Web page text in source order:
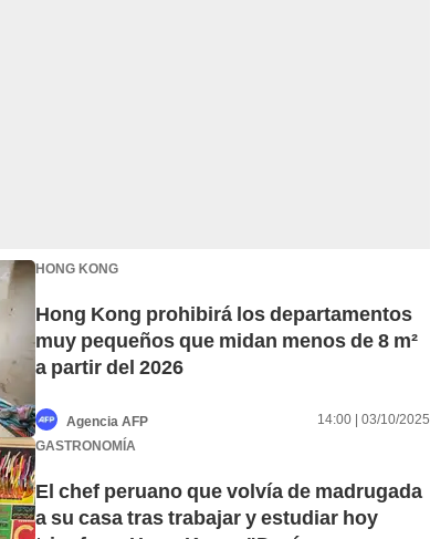
HONG KONG
Hong Kong prohibirá los departamentos
muy pequeños que midan menos de 8 m²
a partir del 2026
Agencia AFP
14:00 | 03/10/2025
GASTRONOMÍA
El chef peruano que volvía de madrugada
a su casa tras trabajar y estudiar hoy